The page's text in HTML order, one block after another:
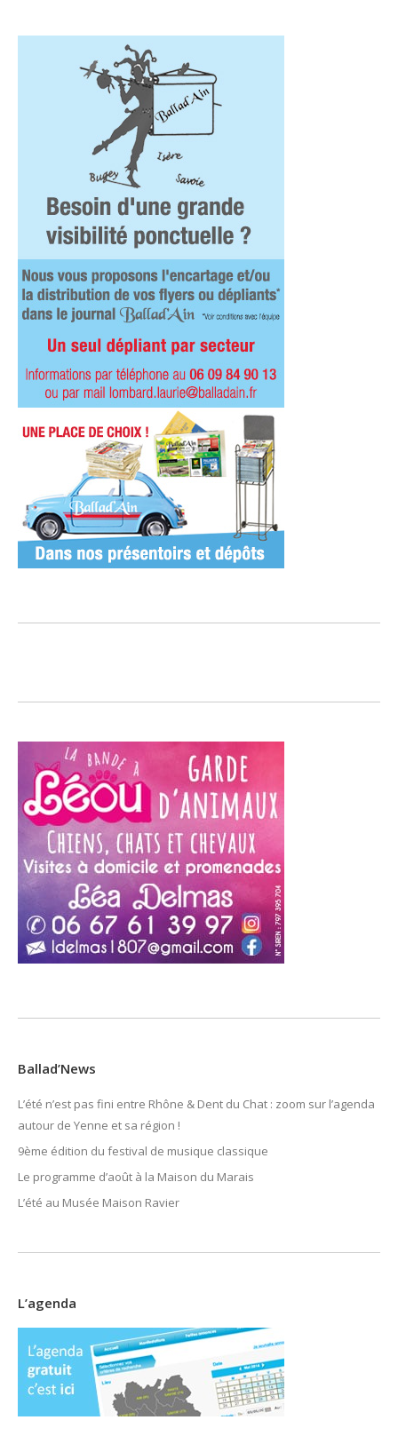
Ballad’News
L’été n’est pas fini entre Rhône & Dent du Chat : zoom sur l’agenda
autour de Yenne et sa région !
9ème édition du festival de musique classique
Le programme d’août à la Maison du Marais
L’été au Musée Maison Ravier
L’agenda